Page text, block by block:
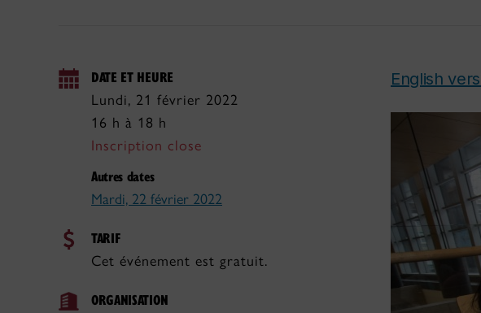
DATE ET HEURE
Lundi, 21 février 2022
16 h à 18 h
Inscription close
Autres dates
Mardi, 22 février 2022
TARIF
Cet événement est gratuit.
ORGANISATION
English